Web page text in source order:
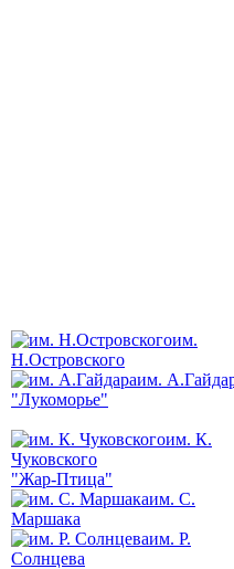
им.
Н.Островского
им.
"Лукоморье"
им. К.
Чуковского
"Жар-Птица"
им. С.
Маршака
им. Р.
Солнцева